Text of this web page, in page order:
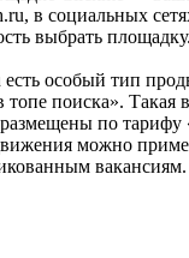
в социальных
выбрать площадку.
есть особый тип
поиска». Такая
по
можно
вакансиям.